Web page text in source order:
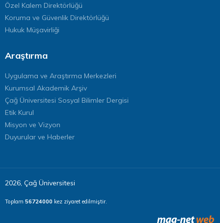
Özel Kalem Direktörlüğü
Koruma ve Güvenlik Direktörlüğü
Hukuk Müşavirliği
Araştırma
Uygulama ve Araştırma Merkezleri
Kurumsal Akademik Arşiv
Çağ Üniversitesi Sosyal Bilimler Dergisi
Etik Kurul
Misyon ve Vizyon
Duyurular ve Haberler
2026, Çağ Üniversitesi
Toplam 56724000 kez ziyaret edilmiştir.